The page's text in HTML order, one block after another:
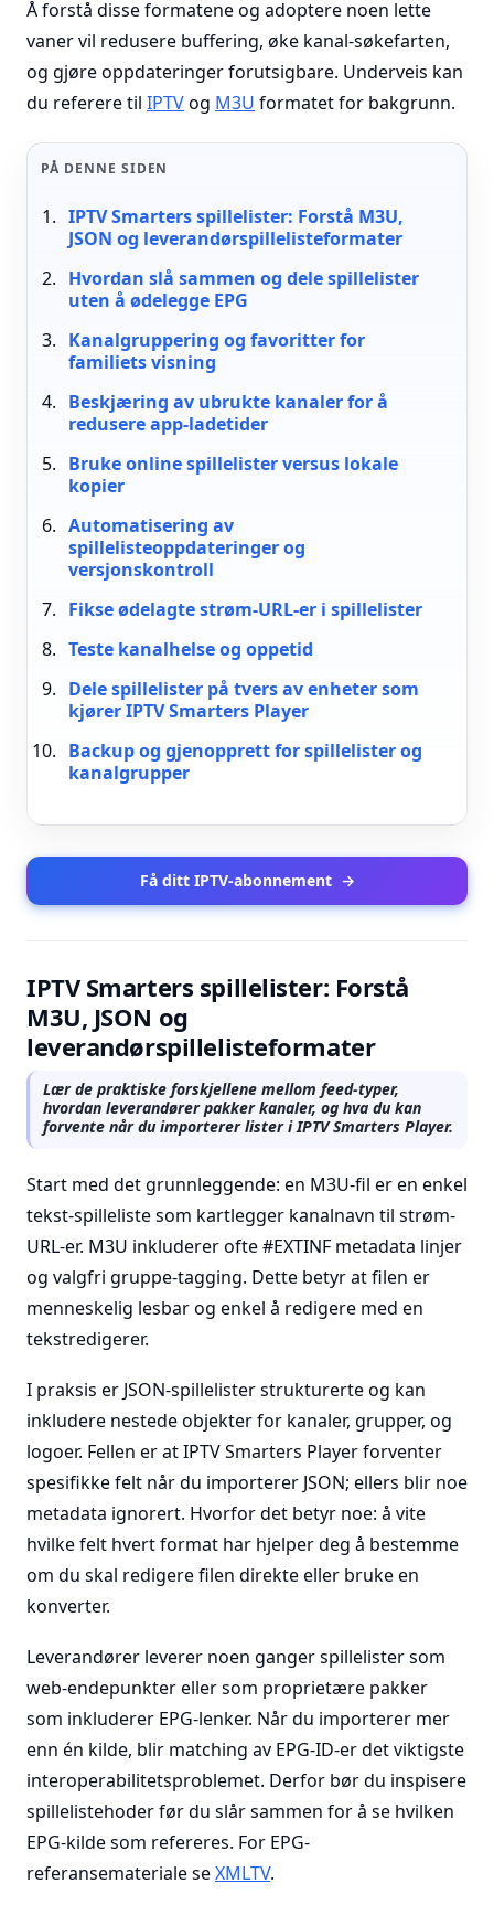
Å forstå disse formatene og adoptere noen lette
vaner vil redusere buffering, øke kanal-søkefarten,
og gjøre oppdateringer forutsigbare. Underveis kan
du referere til IPTVog M3U formatet for bakgrunn.
PÅ DENNE SIDEN
IPTV Smarters spillelister: Forstå M3U,
JSON og leverandørspillelisteformater
Hvordan slå sammen og dele spillelister
uten å ødelegge EPG
Kanalgruppering og favoritter for
familiets visning
Beskjæring av ubrukte kanaler for å
redusere app-ladetider
Bruke online spillelister versus lokale
kopier
Automatisering av
spillelisteoppdateringer og
versjonskontroll
Fikse ødelagte strøm-URL-er i spillelister
Teste kanalhelse og oppetid
Dele spillelister på tvers av enheter som
kjører IPTV Smarters Player
Backup og gjenopprett for spillelister og
kanalgrupper
Få ditt IPTV-abonnement →
IPTV Smarters spillelister: Forstå
M3U, JSON og
leverandørspillelisteformater
Lær de praktiske forskjellene mellom feed-typer,
hvordan leverandører pakker kanaler, og hva du kan
forvente når du importerer lister i IPTV Smarters Player.
Start med det grunnleggende: en M3U-fil er en enkel
tekst-spilleliste som kartlegger kanalnavn til strøm-
URL-er. M3U inkluderer ofte #EXTINF metadata linjer
og valgfri gruppe-tagging. Dette betyr at filen er
menneskelig lesbar og enkel å redigere med en
tekstredigerer.
I praksis er JSON-spillelister strukturerte og kan
inkludere nestede objekter for kanaler, grupper, og
logoer. Fellen er at IPTV Smarters Player forventer
spesifikke felt når du importerer JSON; ellers blir noe
metadata ignorert. Hvorfor det betyr noe: å vite
hvilke felt hvert format har hjelper deg å bestemme
om du skal redigere filen direkte eller bruke en
konverter.
Leverandører leverer noen ganger spillelister som
web-endepunkter eller som proprietære pakker
som inkluderer EPG-lenker. Når du importerer mer
enn én kilde, blir matching av EPG-ID-er det viktigste
interoperabilitetsproblemet. Derfor bør du inspisere
spillelistehoder før du slår sammen for å se hvilken
EPG-kilde som refereres. For EPG-
referansemateriale seXMLTV.